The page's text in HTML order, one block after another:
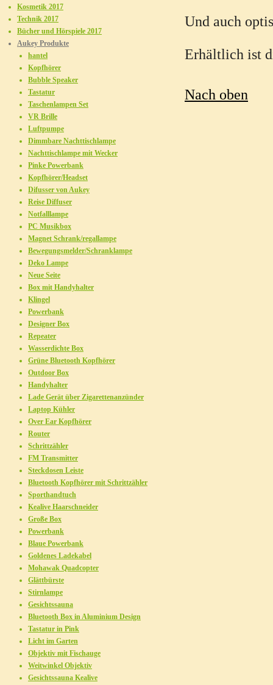
Und auch
Erhältlich ist
Nach oben
Kosmetik 2017
Technik 2017
Bücher und Hörspiele 2017
Aukey Produkte
hantel
Kopfhörer
Bubble Speaker
Tastatur
Taschenlampen Set
VR Brille
Luftpumpe
Dimmbare Nachttischlampe
Nachttischlampe mit Wecker
Pinke Powerbank
Kopfhörer/Headset
Difusser von Aukey
Reise Diffuser
Notfalllampe
PC Musikbox
Magnet Schrank/regallampe
Bewegungsmelder/Schranklampe
Deko Lampe
Neue Seite
Box mit Handyhalter
Klingel
Powerbank
Designer Box
Repeater
Wasserdichte Box
Grüne Bluetooth Kopfhörer
Outdoor Box
Handyhalter
Lade Gerät über Zigarettenanzünder
Laptop Kühler
Over Ear Kopfhörer
Router
Schrittzähler
FM Transmitter
Steckdosen Leiste
Bluetooth Kopfhörer mit Schrittzähler
Sporthandtuch
Kealive Haarschneider
Große Box
Powerbank
Blaue Powerbank
Goldenes Ladekabel
Mohawak Quadcopter
Glättbürste
Stirnlampe
Gesichtssauna
Bluetooth Box in Aluminium Design
Tastatur in Pink
Licht im Garten
Objektiv mit Fischauge
Weitwinkel Objektiv
Gesichtssauna Kealive